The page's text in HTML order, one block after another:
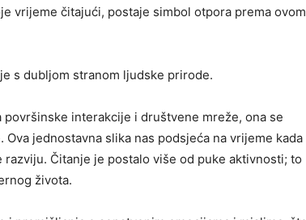
vrijeme čitajući, postaje simbol otpora prema ovom
s dubljom stranom ljudske prirode.
interakcije i društvene mreže, ona se
jednostavna slika nas podsjeća na vrijeme kada
Čitanje je postalo više od puke aktivnosti; to
života.